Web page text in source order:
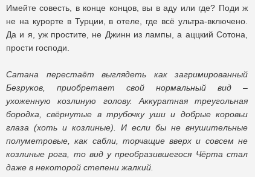
Имейте совесть, в конце концов, вы в аду или где? Поди ж
не на курорте в Турции, в отеле, где всё ультра-включено.
Да и я, уж простите, не Джинн из лампы, а аццкий Сотона,
прости господи.
Сатана перестаёт выглядеть как загримированный
Безруков, приобретает свой нормальный вид –
ухоженную козлиную голову. Аккуратная треугольная
бородка, свёрнутые в трубочку уши и добрые коровьи
глаза (хоть и козлиные). И если бы не внушительные
полуметровые, как сабли, торчащие вверх и совсем не
козлиные рога, то вид у преобразившегося Чёрта стал
даже в некоторой степени жалкий.